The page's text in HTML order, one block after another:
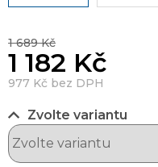
1 689 Kč
1 182 Kč
977 Kč bez DPH
Zvolte variantu